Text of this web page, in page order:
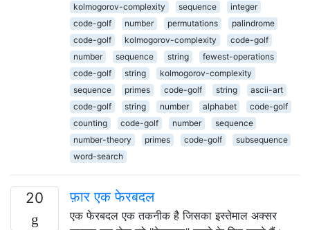
kolmogorov-complexity
sequence
integer
code-golf
number permutations
palindrome
code-golf
kolmogorov-complexity
code-golf
number
sequence string
fewest-operations
code-golf
string
kolmogorov-complexity
sequence
primes code-golf string
ascii-art
code-golf
string number alphabet
code-golf
counting
code-golf number
sequence
number-theory
primes code-golf
subsequence
word-search
20 फ़ार एक फेरबदल
एक फेरबदल एक तकनीक है जिसका इस्तेमाल अक्सर